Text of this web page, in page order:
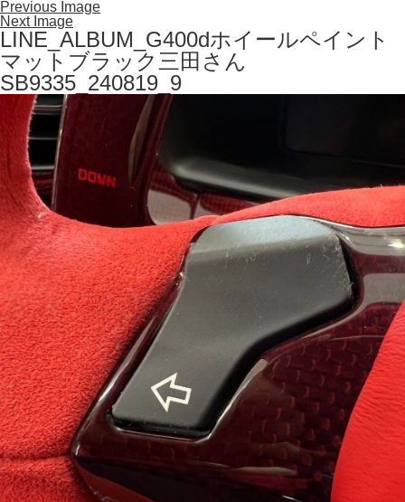
Previous Image
Next Image
LINE_ALBUM_G400dホイールペイント
マットブラック三田さん
SB9335_240819_9